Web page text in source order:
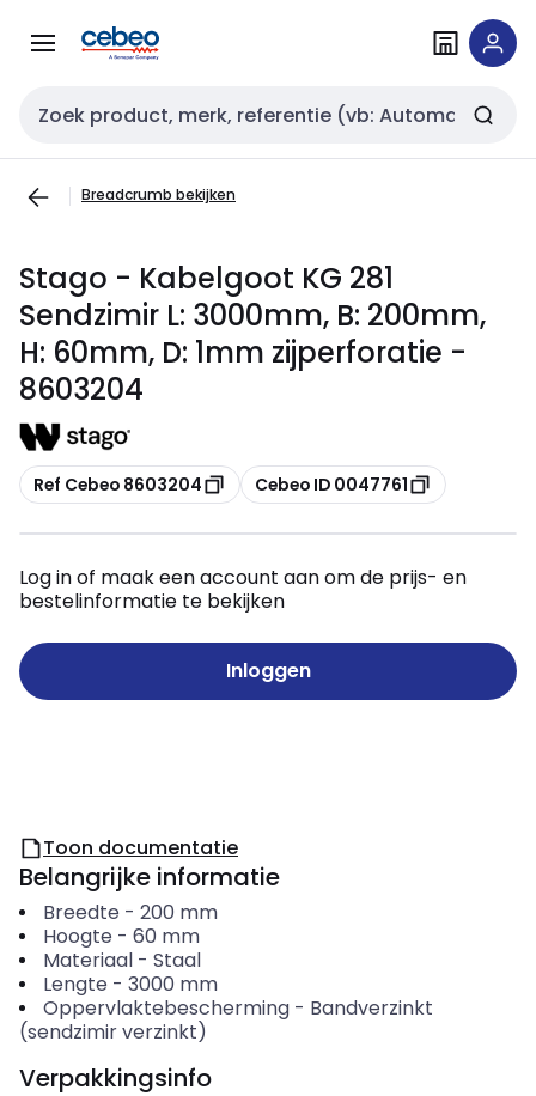
naar
naar
Zoekveld invoer
Breadcrumb bekijken
Stago - Kabelgoot KG 281
Sendzimir L: 3000mm, B: 200mm,
H: 60mm, D: 1mm zijperforatie -
8603204
Kopiëren
Ref Cebeo 8603204 Kopiëren
Cebeo ID 0047761
Log in of maak een account aan om de prijs- en
bestelinformatie te bekijken
Inloggen
Toon documentatie
Belangrijke informatie
Breedte - 200 mm
Hoogte - 60 mm
Materiaal- Staal
Lengte - 3000 mm
Oppervlaktebescherming- Bandverzinkt
(sendzimir verzinkt)
Verpakkingsinfo